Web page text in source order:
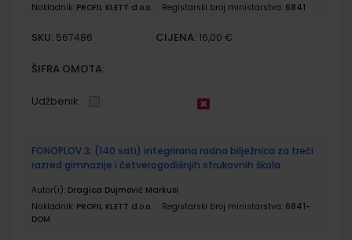
Nakladnik: PROFIL KLETT d.o.o. Registarski broj ministarstva: 6841
SKU: 567486 CIJENA: 16,00 €
ŠIFRA OMOTA:
Udžbenik
FONOPLOV 3; (140 sati) integrirana radna bilježnica za treći
razred gimnazije i četverogodišnjih strukovnih škola
Autor(i): Dragica Dujmović Markusi
Nakladnik: PROFIL KLETT d.o.o. Registarski broj ministarstva: 6841-
DOM